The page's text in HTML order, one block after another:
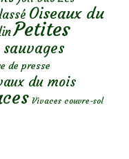
Oiseaux du
Petites
de presse
du mois
Vivaces couvre-sol